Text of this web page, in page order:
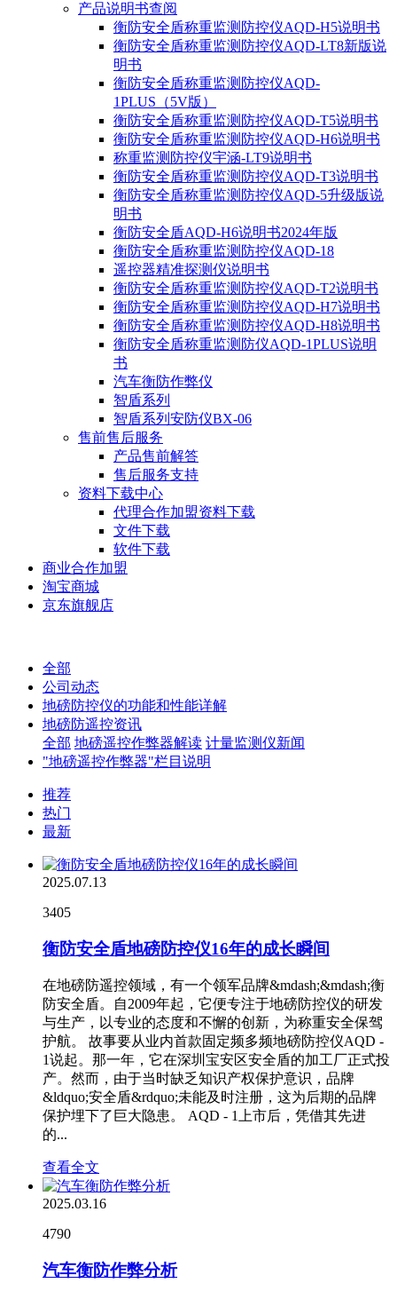
产品说明书查阅
衡防安全盾称重监测防控仪AQD-H5说明书
衡防安全盾称重监测防控仪AQD-LT8新版说
明书
衡防安全盾称重监测防控仪AQD-
1PLUS（5V版）
衡防安全盾称重监测防控仪AQD-T5说明书
衡防安全盾称重监测防控仪AQD-H6说明书
称重监测防控仪宇涵-LT9说明书
衡防安全盾称重监测防控仪AQD-T3说明书
衡防安全盾称重监测防控仪AQD-5升级版说
明书
衡防安全盾AQD-H6说明书2024年版
衡防安全盾称重监测防控仪AQD-18
遥控器精准探测仪说明书
衡防安全盾称重监测防控仪AQD-T2说明书
衡防安全盾称重监测防控仪AQD-H7说明书
衡防安全盾称重监测防控仪AQD-H8说明书
衡防安全盾称重监测防仪AQD-1PLUS说明
书
汽车衡防作弊仪
智盾系列
智盾系列安防仪BX-06
售前售后服务
产品售前解答
售后服务支持
资料下载中心
代理合作加盟资料下载
文件下载
软件下载
商业合作加盟
淘宝商城
京东旗舰店
全部
公司动态
地磅防控仪的功能和性能详解
地磅防遥控资讯
全部 地磅遥控作弊器解读 计量监测仪新闻
"地磅遥控作弊器"栏目说明
推荐
热门
最新
2025.07.13
3405
衡防安全盾地磅防控仪16年的成长瞬间
在地磅防遥控领域，有一个领军品牌&mdash;&mdash;衡
防安全盾。自2009年起，它便专注于地磅防控仪的研发
与生产，以专业的态度和不懈的创新，为称重安全保驾
护航。 故事要从业内首款固定频多频地磅防控仪AQD -
1说起。那一年，它在深圳宝安区安全盾的加工厂正式投
产。然而，由于当时缺乏知识产权保护意识，品牌
&ldquo;安全盾&rdquo;未能及时注册，这为后期的品牌
保护埋下了巨大隐患。 AQD - 1上市后，凭借其先进
的...
查看全文
2025.03.16
4790
汽车衡防作弊分析